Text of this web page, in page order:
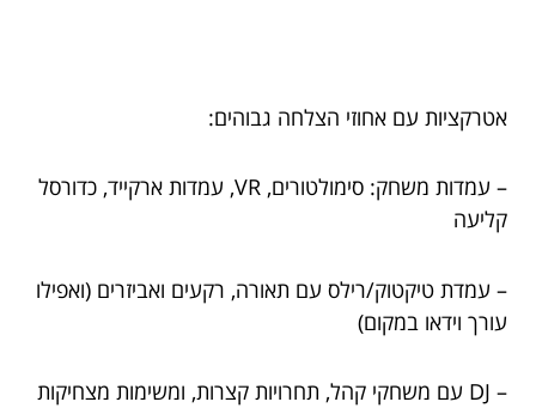
אטרקציות עם אחוזי הצלחה גבוהים:
– עמדות משחק: סימולטורים, VR, עמדות ארקייד, כדורסל
קליעה
– עמדת טיקטוק/רילס עם תאורה, רקעים ואביזרים (ואפילו
עורך וידאו במקום)
– DJ עם משחקי קהל, תחרויות קצרות, ומשימות מצחיקות